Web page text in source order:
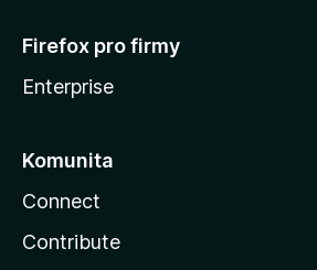
Firefox pro firmy
Enterprise
Komunita
Connect
Contribute